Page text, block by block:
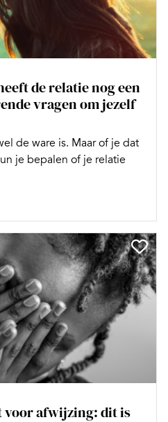
de relatie nog een
vragen om jezelf
de ware is. Maar of je dat
je bepalen of je relatie
voor afwijzing: dit is